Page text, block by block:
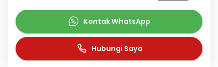
Kontak WhatsApp
Hubungi Saya